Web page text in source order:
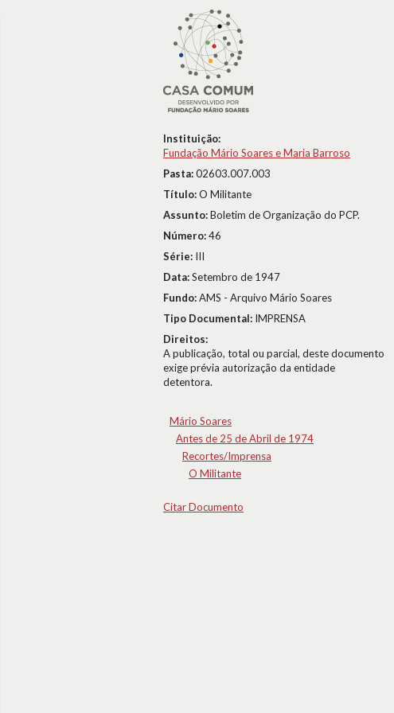
Instituição:
Fundação Mário Soares e Maria Barroso
Pasta:02603.007.003
Título:O Militante
Assunto:Boletim de Organização do PCP.
Número:46
Série: III
Data:Setembro de 1947
Fundo:AMS - Arquivo Mário Soares
Tipo Documental: IMPRENSA
Direitos:
A publicação, total ou parcial, deste documento
exige prévia autorização da entidade
detentora.
Mário Soares
Antes de 25 de Abril de 1974
Recortes/Imprensa
O Militante
Citar Documento